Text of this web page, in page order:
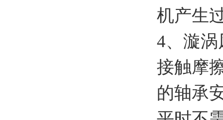
机产生
4、漩
接触摩
的轴承